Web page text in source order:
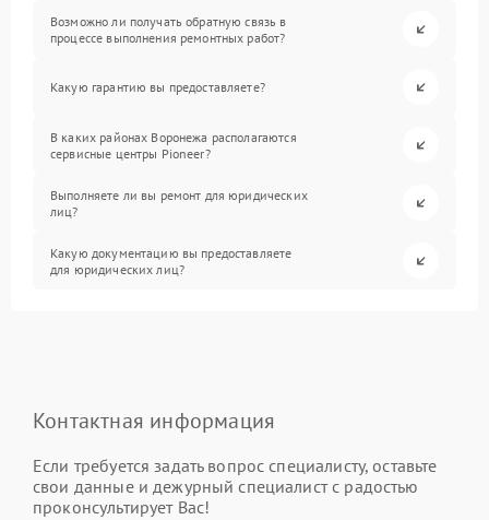
Возможно ли получать обратную связь в
процессе выполнения ремонтных работ?
Какую гарантию вы предоставляете?
В каких районах Воронежа располагаются
сервисные центры Pioneer?
Выполняете ли вы ремонт для юридических
лиц?
Какую документацию вы предоставляете
для юридических лиц?
Контактная информация
Если требуется задать вопрос специалисту, оставьте
свои данные и дежурный специалист с радостью
проконсультирует Вас!